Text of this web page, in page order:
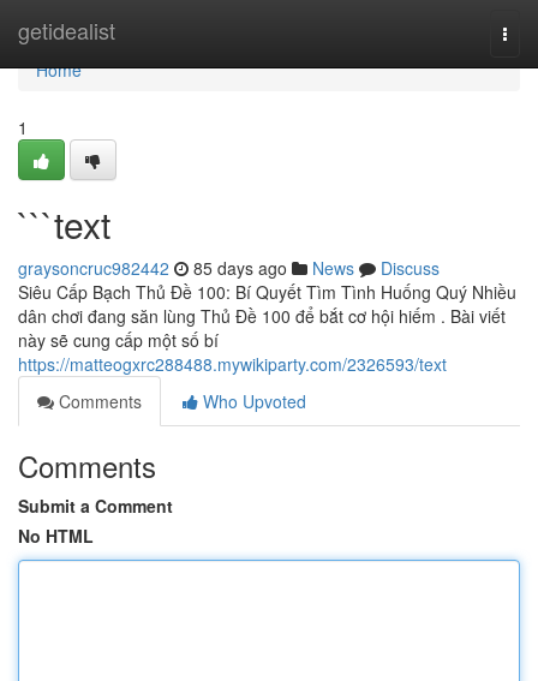
getidealist
Home
Home
1
```text
graysoncruc982442 85 days ago News
Discuss
Siêu Cấp Bạch Thủ Đề 100: Bí Quyết Tìm Tình Huống Quý Nhiều
dân chơi đang săn lùng Thủ Đề 100 để bắt cơ hội hiếm . Bài viết
này sẽ cung cấp một số bí
https://matteogxrc288488.mywikiparty.com/2326593/text
Comments
Who Upvoted
Comments
Submit a Comment
No HTML